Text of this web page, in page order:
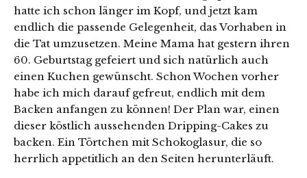
hatte ich schon länger im Kopf, und jetzt kam
endlich die passende Gelegenheit, das Vorhaben in
die Tat umzusetzen. Meine Mama hat gestern ihren
60. Geburtstag gefeiert und sich natürlich auch
einen Kuchen gewünscht. Schon Wochen vorher
habe ich mich darauf gefreut, endlich mit dem
Backen anfangen zu können! Der Plan war, einen
dieser köstlich aussehenden Dripping-Cakes zu
backen. Ein Törtchen mit Schokoglasur, die so
herrlich appetitlich an den Seiten herunterläuft.